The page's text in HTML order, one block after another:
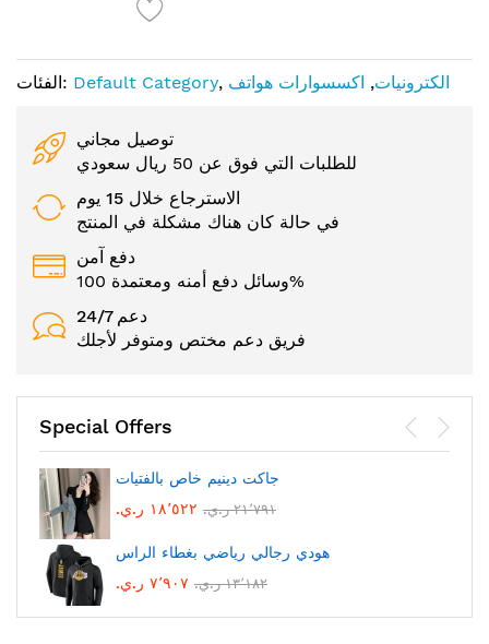
الفئات: Default Category, الكترونيات, اكسسوارات هواتف
توصيل مجاني
للطلبات التي فوق عن 50 ريال سعودي
الاسترجاع خلال 15 يوم
في حالة كان هناك مشكلة في المنتج
دفع آمن
وسائل دفع أمنه ومعتمدة 100%
24/7 دعم
فريق دعم مختص ومتوفر لأجلك
Special Offers
جاكت دينيم خاص بالفتيات
١٨٬٥٢٢ ر.ي.‏
٢١٬٧٩١ ر.ي.‏
هودي رجالي رياضي بغطاء الراس
٧٬٩٠٧ ر.ي.‏
١٣٬١٨٢ ر.ي.‏